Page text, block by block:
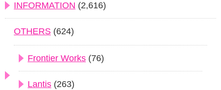
INFORMATION (2,616)
OTHERS (624)
Frontier Works (76)
Lantis (263)